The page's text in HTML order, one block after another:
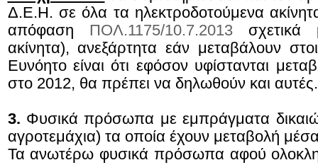
Δ.Ε.Η. σε όλα τα ηλεκτροδοτούμενα
απόφαση ΠΟΛ.1175/10.7.2013σχετικά
ακίνητα), ανεξάρτητα εάν μεταβάλουν
Ευνόητο είναι ότι εφόσον υφίστανται
στο 2012, θα πρέπει να δηλωθούν και αυτές.
3. Φυσικά πρόσωπα με εμπράγματα
αγροτεμάχια) τα οποία έχουν μεταβολή
Τα ανωτέρω φυσικά πρόσωπα αφού